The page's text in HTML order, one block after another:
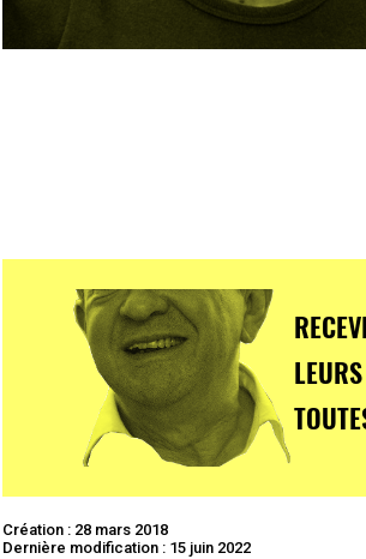
Création : 28 mars 2018
Dernière modification : 15 juin 2022